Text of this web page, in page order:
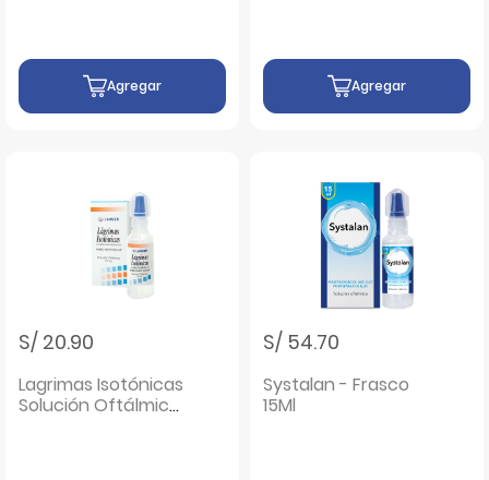
Agregar Agregar
S/ 20.90
Lagrimas Isotónicas
Solución Oftálmica
S/ 54.70
Systalan - Frasco
15Ml